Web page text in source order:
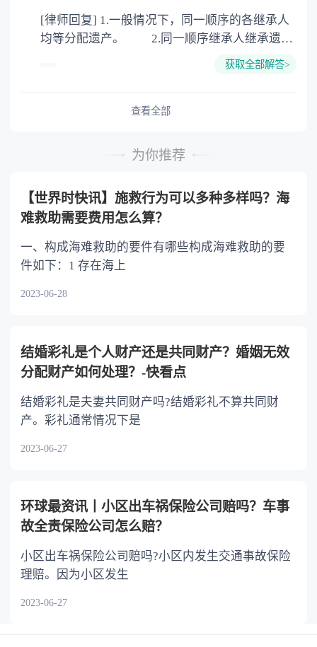
公证。
[律师回复] 1.一般情况下，同一顺序的各继承人
均等分配遗产。 2.同一顺序继承人继承遗产
或者与被继承人共同生活的继承人，分配遗产
的继承人，不尽扶养义务的，分配遗产时，应当
获取全部解答>
查看全部
为你推荐
【世界时快讯】施救行为可以多种多样吗？海
难救助需要费用怎么算？
一、构成海难救助的要件有哪些构成海难救助的要
件如下：1 存在海上
2023-06-28
结婚彩礼是个人财产还是共同财产？婚姻无效
分配财产如何处理？-快看点
结婚彩礼是夫妻共同财产吗?结婚彩礼不算共同财
产。彩礼通常情况下是
2023-06-27
环球最资讯丨小区出车祸保险公司赔吗？车事
故全责保险公司怎么赔？
小区出车祸保险公司赔吗?小区内发生交通事故保险
理赔。因为小区发生
2023-06-27